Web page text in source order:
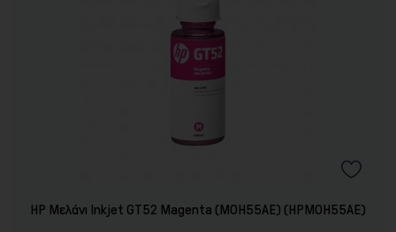
HP Μελάνι Inkjet GT52 Magenta (M0H55AE) (HPM0H55AE)